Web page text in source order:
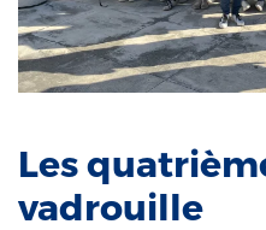
Les
vadrouille